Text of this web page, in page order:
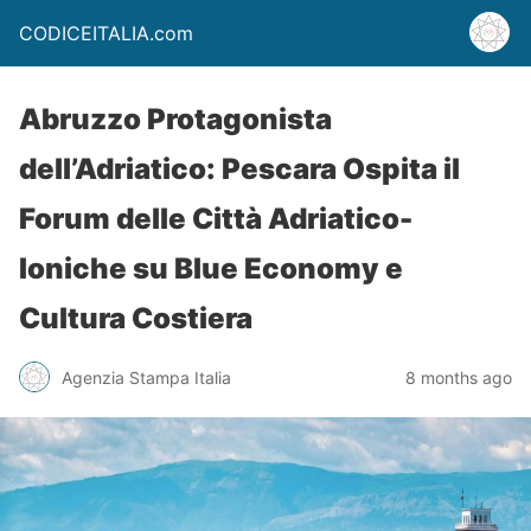
CODICEITALIA.com
Abruzzo Protagonista
dell’Adriatico: Pescara Ospita il
Forum delle Città Adriatico-
Ioniche su Blue Economy e
Cultura Costiera
Agenzia Stampa Italia 8 months ago